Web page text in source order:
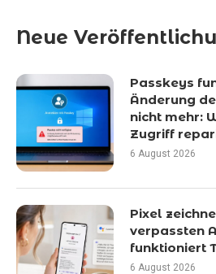
Neue
Passkeys
Änderung
nicht mehr:
Zugriff
6 August 2026
Pixel
verpassten
funktioniert
6 August 2026